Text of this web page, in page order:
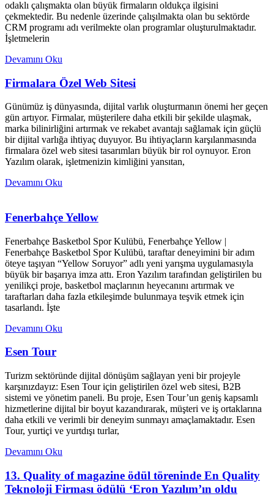
odaklı çalışmakta olan büyük firmaların oldukça ilgisini
çekmektedir. Bu nedenle üzerinde çalışılmakta olan bu sektörde
CRM programı adı verilmekte olan programlar oluşturulmaktadır.
İşletmelerin
Devamını Oku
Firmalara Özel Web Sitesi
Günümüz iş dünyasında, dijital varlık oluşturmanın önemi her geçen
gün artıyor. Firmalar, müşterilere daha etkili bir şekilde ulaşmak,
marka bilinirliğini artırmak ve rekabet avantajı sağlamak için güçlü
bir dijital varlığa ihtiyaç duyuyor. Bu ihtiyaçların karşılanmasında
firmalara özel web sitesi tasarımları büyük bir rol oynuyor. Eron
Yazılım olarak, işletmenizin kimliğini yansıtan,
Devamını Oku
Fenerbahçe Yellow
Fenerbahçe Basketbol Spor Kulübü, Fenerbahçe Yellow |
Fenerbahçe Basketbol Spor Kulübü, taraftar deneyimini bir adım
öteye taşıyan “Yellow Soruyor” adlı yeni yarışma uygulamasıyla
büyük bir başarıya imza attı. Eron Yazılım tarafından geliştirilen bu
yenilikçi proje, basketbol maçlarının heyecanını artırmak ve
taraftarları daha fazla etkileşimde bulunmaya teşvik etmek için
tasarlandı. İşte
Devamını Oku
Esen Tour
Turizm sektöründe dijital dönüşüm sağlayan yeni bir projeyle
karşınızdayız: Esen Tour için geliştirilen özel web sitesi, B2B
sistemi ve yönetim paneli. Bu proje, Esen Tour’un geniş kapsamlı
hizmetlerine dijital bir boyut kazandırarak, müşteri ve iş ortaklarına
daha etkili ve verimli bir deneyim sunmayı amaçlamaktadır. Esen
Tour, yurtiçi ve yurtdışı turlar,
Devamını Oku
13. Quality of magazine ödül töreninde En Quality
Teknoloji Firması ödülü ‘Eron Yazılım’ın oldu